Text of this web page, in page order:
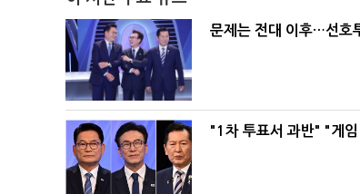
문제는 전대 이후…선호
"1차 투표서 과반" "게